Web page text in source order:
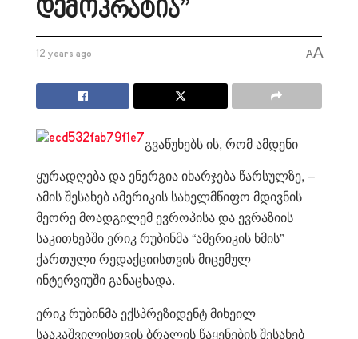
დემოკრატია”
12 years ago AA
გვაწუხებს ის, რომ ამდენი
ყურადღება და ენერგია იხარჯება წარსულზე, –
ამის შესახებ ამერიკის სახელმწიფო მდივნის
მეორე მოადგილემ ევროპისა და ევრაზიის
საკითხებში ერიკ რუბინმა “ამერიკის ხმის”
ქართული რედაქციისთვის მიცემულ
ინტერვიუში განაცხადა.
ერიკ რუბინმა ექსპრეზიდენტ მიხეილ
სააკაშვილისთვის ბრალის წაყენების შესახებ